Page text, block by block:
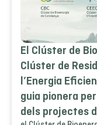
El Clúster de
Clúster de
l’Energia
guia pionera
dels projectes